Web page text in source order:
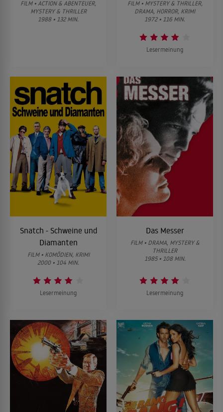
FILM • ACTION & ABENTEUER,
MYSTERY & THRILLER
1988 • 132 MIN.
FILM • MYSTERY & THRILLER,
DRAMA, HORROR, KRIMI
1972 • 116 MIN.
Lesermeinung
Snatch - Schweine und
Diamanten
FILM • KOMÖDIEN, KRIMI
2000 • 104 MIN.
Lesermeinung
Das Messer
FILM • DRAMA, MYSTERY &
THRILLER
1985 • 108 MIN.
Lesermeinung